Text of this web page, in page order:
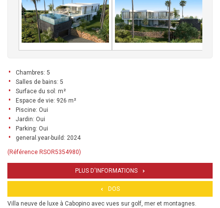
Chambres: 5
Salles de bains: 5
Surface du sol: m²
Espace de vie: 926 m²
Piscine: Oui
Jardin: Oui
Parking: Oui
general.year-build: 2024
(Référence RSOR5354980)
PLUS D'INFORMATIONS
DOS
Villa neuve de luxe à Cabopino avec vues sur golf, mer et montagnes.